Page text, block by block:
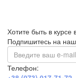
Хотите быть в курсе
Подпишитесь на
Телефон: